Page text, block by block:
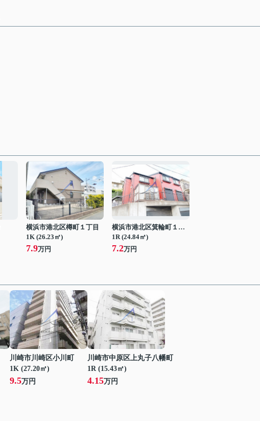
横浜市港北区樽町１丁目
1K (26.23㎡)
7.9万円
横浜市港北区箕輪町１丁目
1R (24.84㎡)
7.2万円
川崎市川崎区小川町
1K (27.20㎡)
9.5万円
川崎市中原区上丸子八幡町
1R (15.43㎡)
4.15万円